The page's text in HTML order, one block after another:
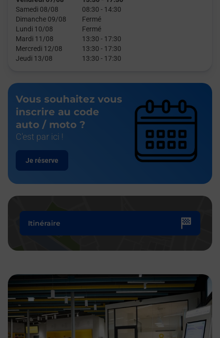
Samedi 08/08
08:30 - 14:30
Dimanche 09/08
Fermé
Lundi 10/08
Fermé
Mardi 11/08
13:30 - 17:30
Mercredi 12/08
13:30 - 17:30
Jeudi 13/08
13:30 - 17:30
Vous souhaitez vous
inscrire au code
auto / moto ?
C'est par ici !
Je réserve
Itinéraire